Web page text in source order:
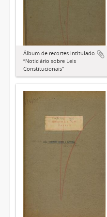
Álbum de recortes intitulado
“Noticiário sobre Leis
Constitucionais"